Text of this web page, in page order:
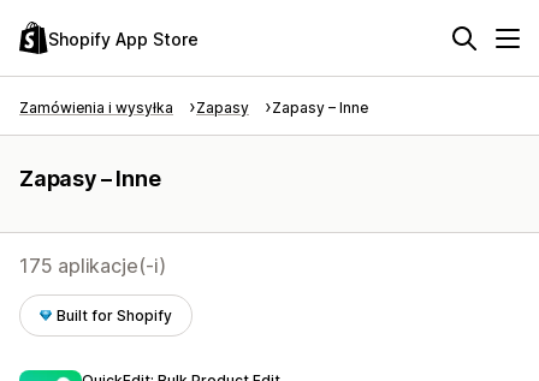
Shopify App Store
Zamówienia i wysyłka Zapasy Zapasy – Inne
Zapasy – Inne
175 aplikacje(-i)
Built for Shopify